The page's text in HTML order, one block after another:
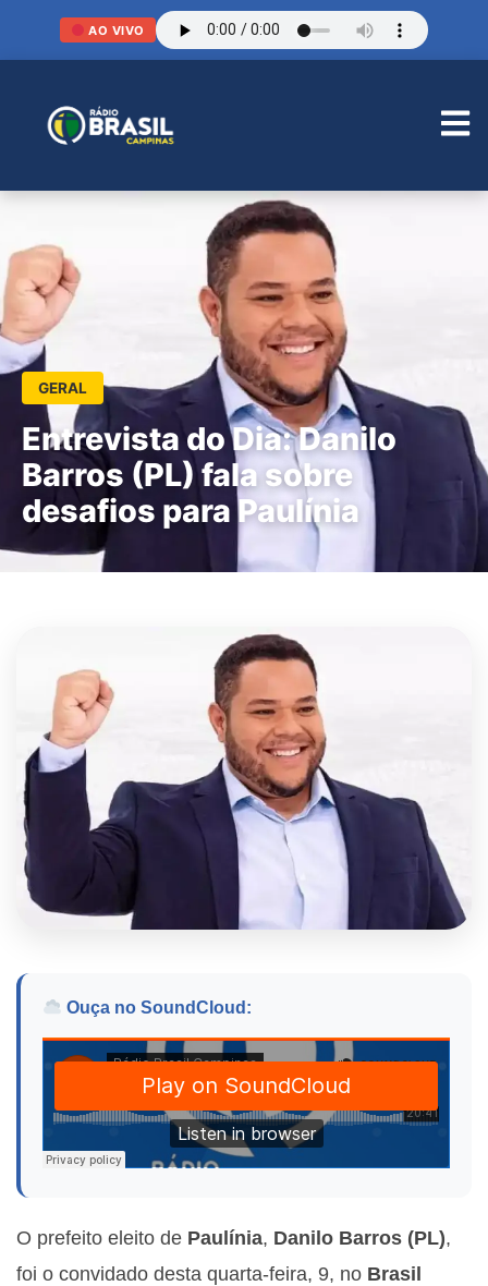
AO VIVO
GERAL
Entrevista do Dia: Danilo
Barros (PL) fala sobre
desafios para Paulínia
Ouça no SoundCloud:
O prefeito eleito de Paulínia, Danilo Barros (PL),
foi o convidado desta quarta-feira, 9, no Brasil